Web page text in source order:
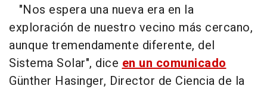
"Nos espera una nueva era en la
exploración de nuestro vecino más cercano,
aunque tremendamente diferente, del
Sistema Solar", dice en un comunicado
Günther Hasinger, Director de Ciencia de la